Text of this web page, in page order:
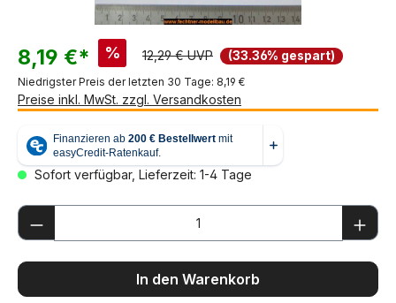
8,19 €* % 12,29 € UVP (33.36% gespart)
Niedrigster Preis der letzten 30 Tage: 8,19 €
Preise inkl. MwSt. zzgl. Versandkosten
Sofort verfügbar, Lieferzeit: 1-4 Tage
Produkt Anzahl: Gib den gewünschten
In den Warenkorb